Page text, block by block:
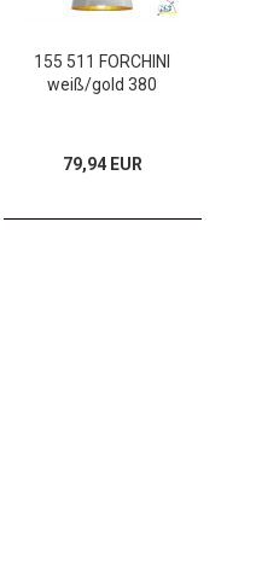
155 511 FORCHINI
weiß/gold 380
79,94 EUR